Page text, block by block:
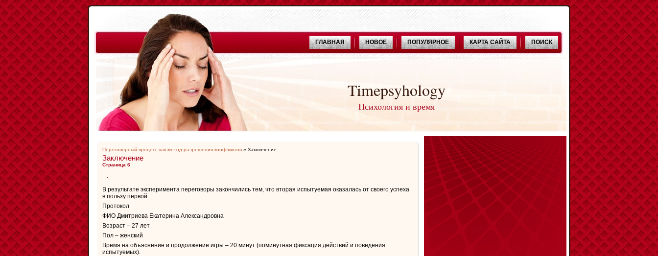
Timepsyhology
Психология и время
ГЛАВНАЯ НОВОЕ ПОПУЛЯРНОЕ КАРТА САЙТА ПОИСК
Переговорный процесс как метод разрешения конфликтов » Заключение
Заключение
Страница 6
В результате эксперимента переговоры закончились тем, что вторая испытуемая оказалась от своего успеха
в пользу первой.
Протокол
ФИО Дмитриева Екатерина Александровна
Возраст – 27 лет
Пол – женский
Время на объяснение и продолжение игры – 20 минут (поминутная фиксация действий и поведения
испытуемых).